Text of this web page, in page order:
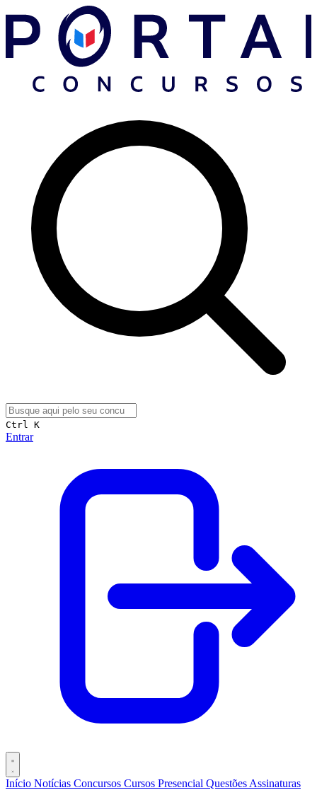
Ctrl K
Entrar
Início Notícias Concursos Cursos Presencial Questões Assinaturas